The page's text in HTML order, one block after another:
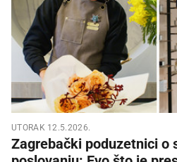
UTORAK 12.5.2026.
Zagrebački poduzetnici o